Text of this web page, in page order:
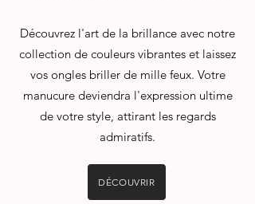
Découvrez l'art de la brillance avec notre
collection de couleurs vibrantes et laissez
vos ongles briller de mille feux. Votre
manucure deviendra l'expression ultime
de votre style, attirant les regards
admiratifs.
DÉCOUVRIR